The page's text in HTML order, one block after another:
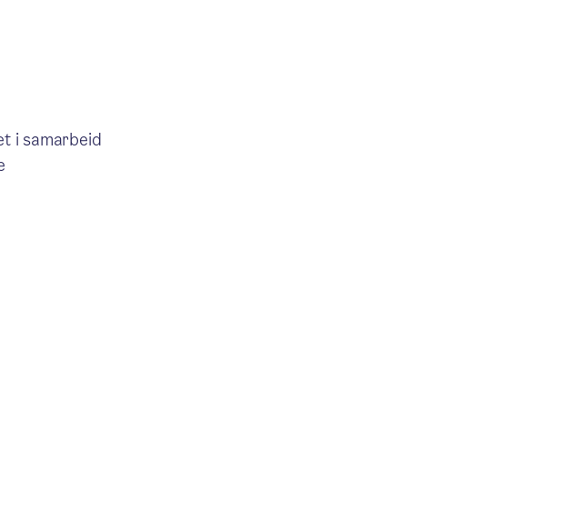
i samarbeid